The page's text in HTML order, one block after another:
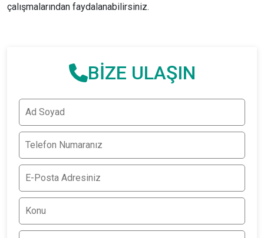
çalışmalarından faydalanabilirsiniz.
BİZE ULAŞIN